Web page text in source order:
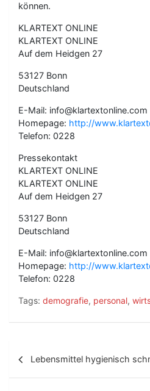
können.
KLARTEXT ONLINE
KLARTEXT ONLINE
Auf dem Heidgen 27
53127 Bonn
Deutschland
E-Mail: info@klartextonline.com
Homepage: http://
Telefon: 0228
Pressekontakt
KLARTEXT ONLINE
KLARTEXT ONLINE
Auf dem Heidgen 27
53127 Bonn
Deutschland
E-Mail: info@klartextonline.com
Homepage: http://
Telefon: 0228
Tags: demografie, personal,
Lebensmittel hygienisch